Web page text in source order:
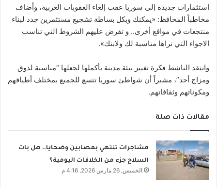
استثمارات جديدة إلى سوريا عقب إلغاء العقوبات الغربية، وأضاف
مخاطباً المحافظ: «يمكنك وبكل بساطة تشجيع مستثمرين جدد لبناء
منتجعات في مواقع أخرى.. و تفرض عليهم الشروط التي تناسب
الاجواء التي تراها مناسبة لك ولابنك».
وانتقد الناشط فكرة تغيير بيئة مدينة بأكملها لجعلها “مناسبة لذوق
ومزاج أحد”، مشيراً أن شواطئ سوريا تتسع للجميع بمختلف أطيافهم
ومكوناتهم وثقافاتهم.
مقالات ذات صلة
مشاجرات تنتهي بمصابين وضحايا.. هل بات
السلاح جزء من الخلافات اليومية؟
الخميس, 26 مارس 2026, 4:16 م